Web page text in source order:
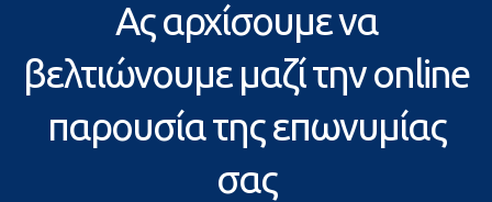
Ας αρχίσουμε να
βελτιώνουμε μαζί την online
παρουσία της επωνυμίας
σας